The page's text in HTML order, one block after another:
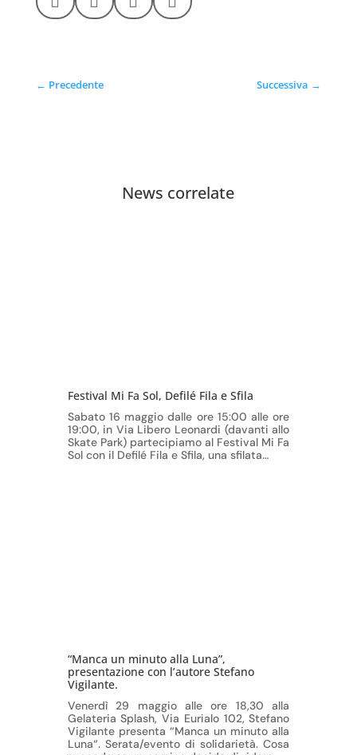
← Precedente Successiva →
News correlate
Festival Mi Fa Sol, Defilé Fila e Sfila
Sabato 16 maggio dalle ore 15:00 alle ore
19:00, in Via Libero Leonardi (davanti allo
Skate Park) partecipiamo al Festival Mi Fa
Sol con il Defilé Fila e Sfila, una sfilata…
“Manca un minuto alla Luna”,
presentazione con l’autore Stefano
Vigilante.
Venerdì 29 maggio alle ore 18,30 alla
Gelateria Splash, Via Eurialo 102, Stefano
Vigilante presenta “Manca un minuto alla
Luna“. Serata/evento di solidarietà. Cosa